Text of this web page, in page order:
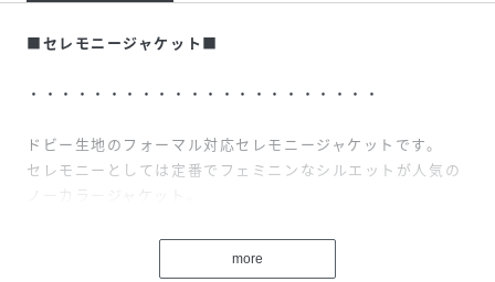
■セレモニージャケット■
・・・・・・・・・・・・・・・・・・・・・・
ドビー生地のフォーマル対応セレモニージャケットです。
セレモニーとしては定番でフェミニンなシルエットが人気の
ノーカラージャケット。
そのようなボトムとも相性の良いアイテム。
入学式・卒業式などのセレモニーはもちろん、通勤Styleや
more